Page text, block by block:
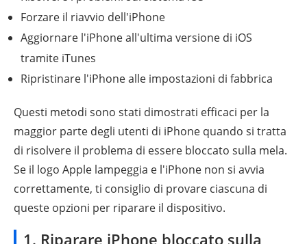
Forzare il riavvio dell'iPhone
Aggiornare l'iPhone all'ultima versione di iOS
tramite iTunes
Ripristinare l'iPhone alle impostazioni di fabbrica
Questi metodi sono stati dimostrati efficaci per la
maggior parte degli utenti di iPhone quando si tratta
di risolvere il problema di essere bloccato sulla mela.
Se il logo Apple lampeggia e l'iPhone non si avvia
correttamente, ti consiglio di provare ciascuna di
queste opzioni per riparare il dispositivo.
1. Riparare iPhone bloccato sulla